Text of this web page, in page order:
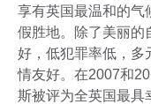
享有英国最温和的气
假胜地。除了美丽的
好，低犯罪率低，多
情友好。在2007和
斯被评为全英国最具